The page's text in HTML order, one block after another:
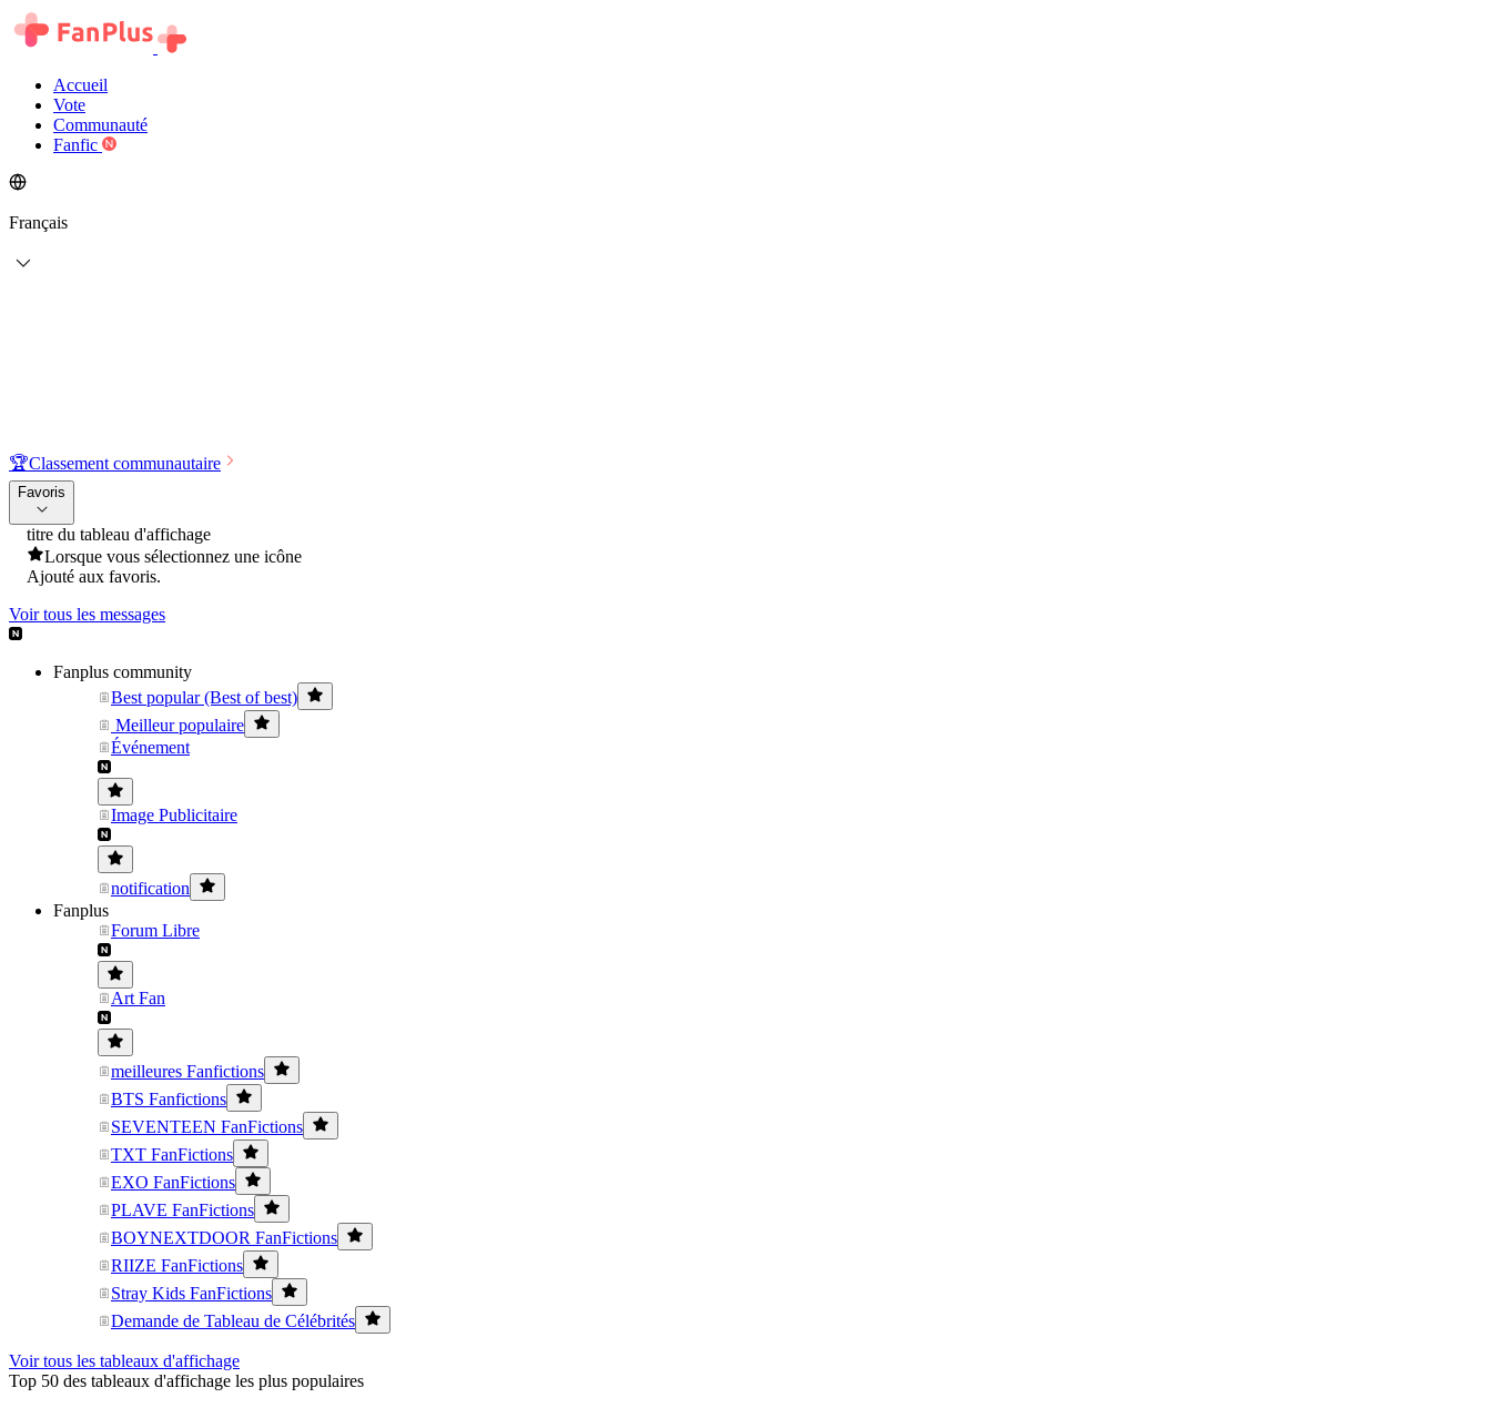
Accueil
Vote
Communauté
Fanfic
Français
🏆Classement communautaire
Favoris
titre du tableau d'affichage
Lorsque vous sélectionnez une icône
Ajouté aux favoris.
Voir tous les messages
Fanplus community
Best popular (Best of best)
Meilleur populaire
Événement
Image Publicitaire
notification
Fanplus
Forum Libre
Art Fan
meilleures Fanfictions
BTS Fanfictions
SEVENTEEN FanFictions
TXT FanFictions
EXO FanFictions
PLAVE FanFictions
BOYNEXTDOOR FanFictions
RIIZE FanFictions
Stray Kids FanFictions
Demande de Tableau de Célébrités
Voir tous les tableaux d'affichage
Top 50 des tableaux d'affichage les plus populaires